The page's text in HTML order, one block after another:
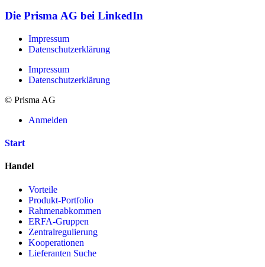
Die Prisma AG bei LinkedIn
Impressum
Datenschutzerklärung
Impressum
Datenschutzerklärung
© Prisma AG
Anmelden
Start
Handel
Vorteile
Produkt-Portfolio
Rahmenabkommen
ERFA-Gruppen
Zentralregulierung
Kooperationen
Lieferanten Suche